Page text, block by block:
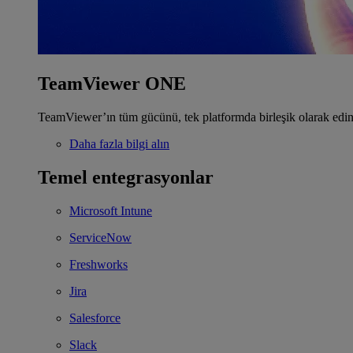
TeamViewer ONE
TeamViewer’ın tüm gücünü, tek platformda birleşik olarak
Daha fazla bilgi alın
Temel entegrasyonlar
Microsoft Intune
ServiceNow
Freshworks
Jira
Salesforce
Slack